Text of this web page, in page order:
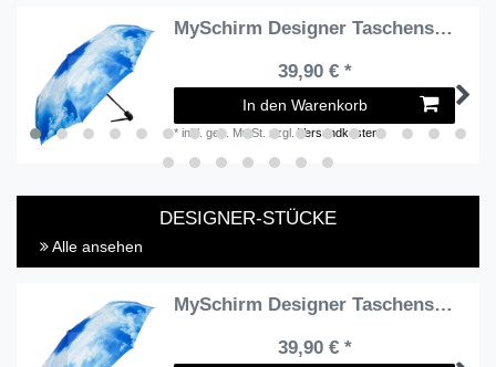
MySchirm Designer Taschenschirm "Sommerhimmel" - Eleganter Regenschirm - Luxus Design - Auf-und-zu-Automatikschirm
39,90 € *
In den Warenkorb
*inkl. ges. MwSt. zzgl.Versandkosten
DESIGNER-STÜCKE
Alle ansehen
MySchirm Designer Taschenschirm "Sommerhimmel" - Eleganter Regenschirm - Luxus Design - Auf-und-zu-Automatikschirm
39,90 € *